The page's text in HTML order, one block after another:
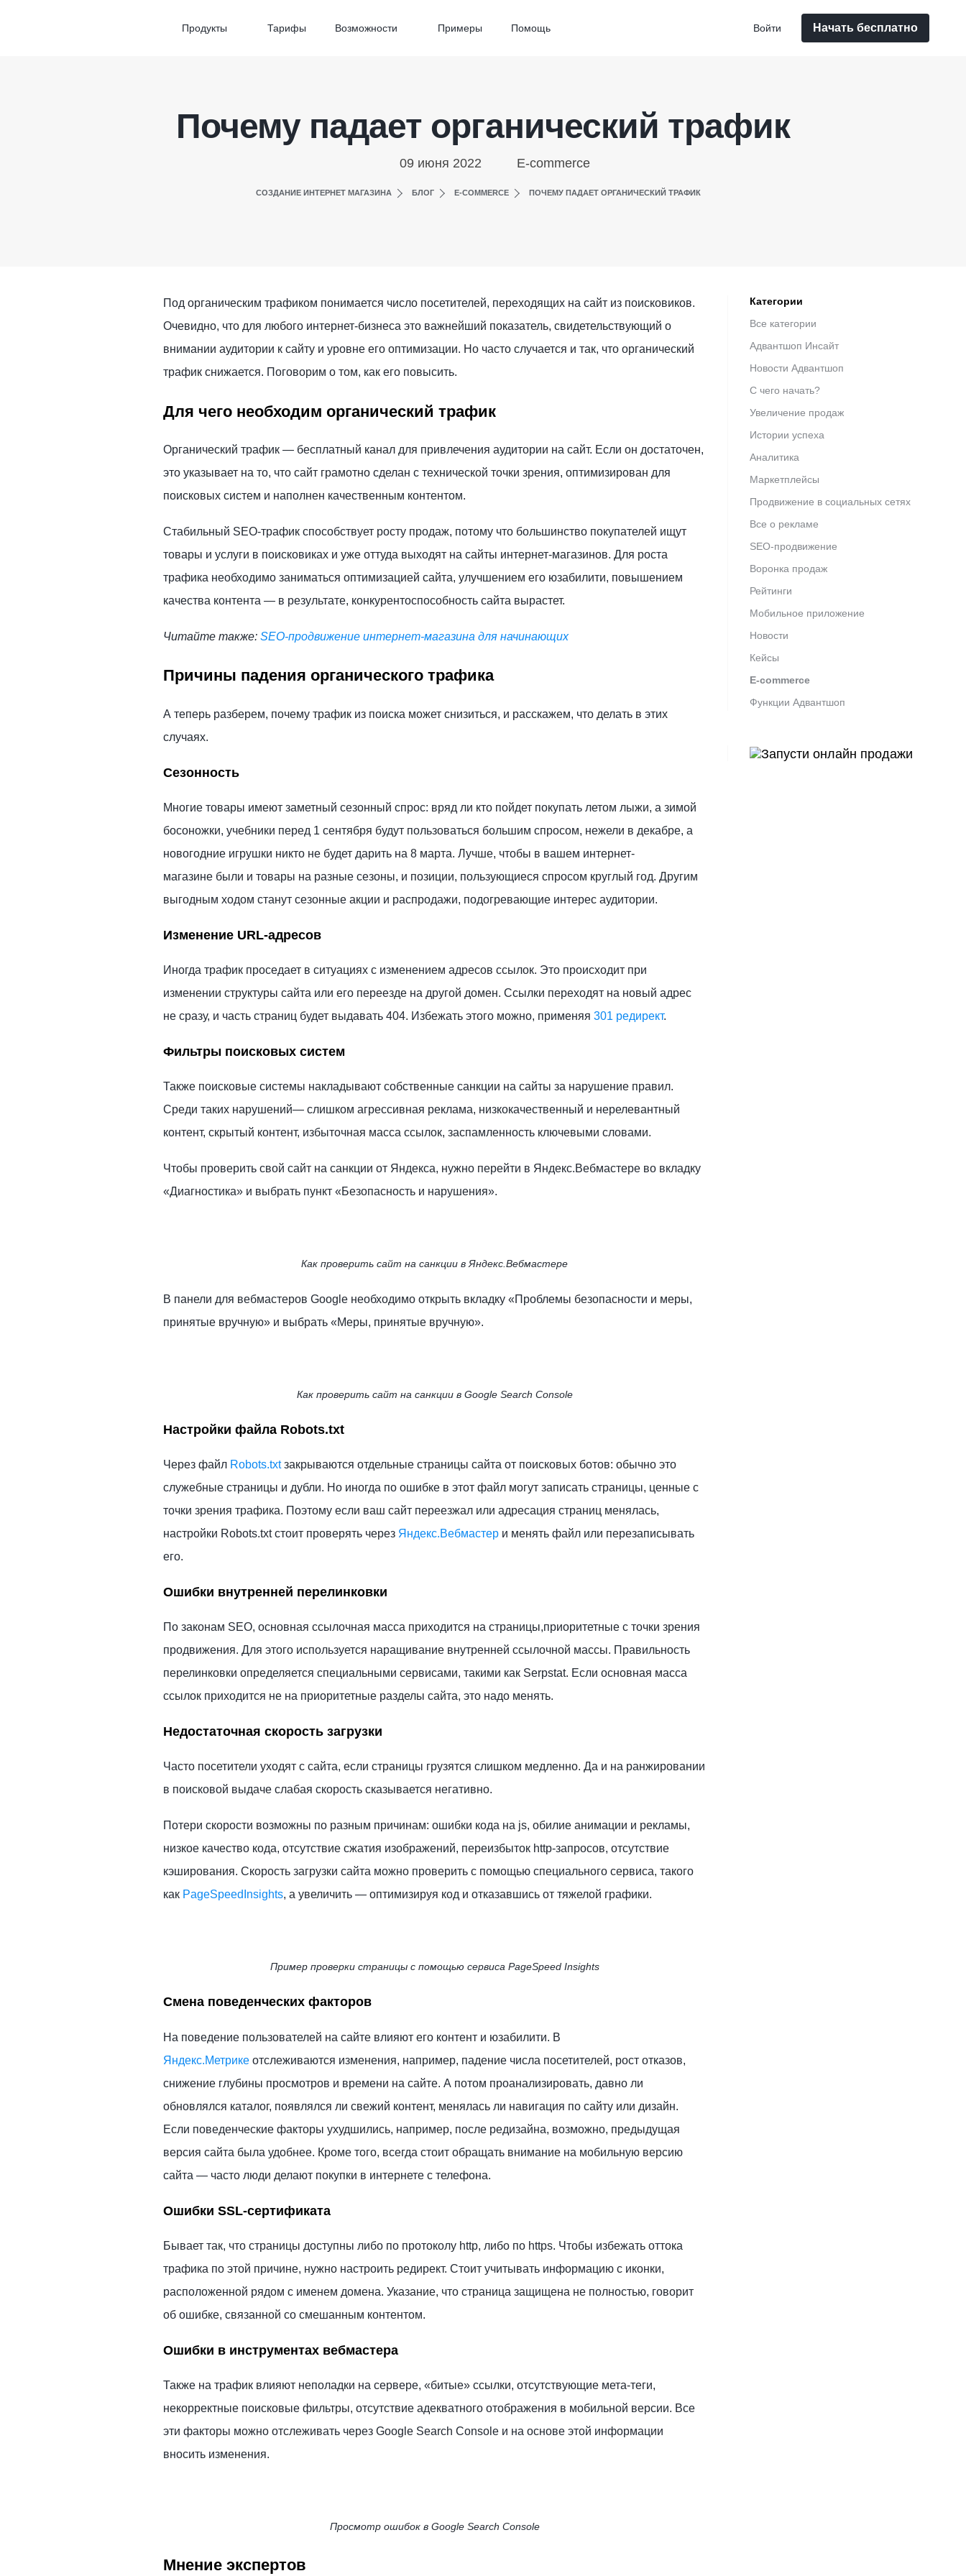
Продукты Тарифы Возможности Примеры Помощь Начать бесплатно
Войти
Почему падает органический трафик
09 июня 2022 E-commerce
СОЗДАНИЕ ИНТЕРНЕТ МАГАЗИНА БЛОГ E-COMMERCE ПОЧЕМУ ПАДАЕТ ОРГАНИЧЕСКИЙ ТРАФИК
Категории
Все категории
Адвантшоп Инсайт
Новости Адвантшоп
С чего начать?
Увеличение продаж
Истории успеха
Аналитика
Маркетплейсы
Продвижение в социальных сетях
Все о рекламе
SEO-продвижение
Воронка продаж
Рейтинги
Мобильное приложение
Новости
Кейсы
E-commerce
Функции Адвантшоп
Под органическим трафиком понимается число посетителей, переходящих на сайт из поисковиков.
Очевидно, что для любого интернет-бизнеса это важнейший показатель, свидетельствующий о
внимании аудитории к сайту и уровне его оптимизации. Но часто случается и так, что органический
трафик снижается. Поговорим о том, как его повысить.
Для чего необходим органический трафик
Органический трафик — бесплатный канал для привлечения аудитории на сайт. Если он достаточен,
это указывает на то, что сайт грамотно сделан с технической точки зрения, оптимизирован для
поисковых систем и наполнен качественным контентом.
Стабильный SEO-трафик способствует росту продаж, потому что большинство покупателей ищут
товары и услуги в поисковиках и уже оттуда выходят на сайты интернет-магазинов. Для роста
трафика необходимо заниматься оптимизацией сайта, улучшением его юзабилити, повышением
качества контента — в результате, конкурентоспособность сайта вырастет.
Читайте также: SEO-продвижение интернет-магазина для начинающих
Причины падения органического трафика
А теперь разберем, почему трафик из поиска может снизиться, и расскажем, что делать в этих
случаях.
Сезонность
Многие товары имеют заметный сезонный спрос: вряд ли кто пойдет покупать летом лыжи, а зимой
босоножки, учебники перед 1 сентября будут пользоваться большим спросом, нежели в декабре, а
новогодние игрушки никто не будет дарить на 8 марта. Лучше, чтобы в вашем интернет-
магазине были и товары на разные сезоны, и позиции, пользующиеся спросом круглый год. Другим
выгодным ходом станут сезонные акции и распродажи, подогревающие интерес аудитории.
Изменение URL-адресов
Иногда трафик проседает в ситуациях с изменением адресов ссылок. Это происходит при
изменении структуры сайта или его переезде на другой домен. Ссылки переходят на новый адрес
не сразу, и часть страниц будет выдавать 404. Избежать этого можно, применяя 301 редирект.
Фильтры поисковых систем
Также поисковые системы накладывают собственные санкции на сайты за нарушение правил.
Среди таких нарушений— слишком агрессивная реклама, низкокачественный и нерелевантный
контент, скрытый контент, избыточная масса ссылок, заспамленность ключевыми словами.
Чтобы проверить свой сайт на санкции от Яндекса, нужно перейти в Яндекс.Вебмастере во вкладку
«Диагностика» и выбрать пункт «Безопасность и нарушения».
Как проверить сайт на санкции в Яндекс.Вебмастере
В панели для вебмастеров Google необходимо открыть вкладку «Проблемы безопасности и меры,
принятые вручную» и выбрать «Меры, принятые вручную».
Как проверить сайт на санкции в Google Search Console
Настройки файла Robots.txt
Через файл Robots.txtзакрываются отдельные страницы сайта от поисковых ботов: обычно это
служебные страницы и дубли. Но иногда по ошибке в этот файл могут записать страницы, ценные с
точки зрения трафика. Поэтому если ваш сайт переезжал или адресация страниц менялась,
настройки Robots.txt стоит проверять через Яндекс.Вебмастер и менять файл или перезаписывать
его.
Ошибки внутренней перелинковки
По законам SEO, основная ссылочная масса приходится на страницы,приоритетные с точки зрения
продвижения. Для этого используется наращивание внутренней ссылочной массы. Правильность
перелинковки определяется специальными сервисами, такими как Serpstat. Если основная масса
ссылок приходится не на приоритетные разделы сайта, это надо менять.
Недостаточная скорость загрузки
Часто посетители уходят с сайта, если страницы грузятся слишком медленно. Да и на ранжировании
в поисковой выдаче слабая скорость сказывается негативно.
Потери скорости возможны по разным причинам: ошибки кода на js, обилие анимации и рекламы,
низкое качество кода, отсутствие сжатия изображений, переизбыток http-запросов, отсутствие
кэширования. Скорость загрузки сайта можно проверить с помощью специального сервиса, такого
как PageSpeedInsights, а увеличить — оптимизируя код и отказавшись от тяжелой графики.
Пример проверки страницы с помощью сервиса PageSpeed Insights
Смена поведенческих факторов
На поведение пользователей на сайте влияют его контент и юзабилити. В
Яндекс.Метрике отслеживаются изменения, например, падение числа посетителей, рост отказов,
снижение глубины просмотров и времени на сайте. А потом проанализировать, давно ли
обновлялся каталог, появлялся ли свежий контент, менялась ли навигация по сайту или дизайн.
Если поведенческие факторы ухудшились, например, после редизайна, возможно, предыдущая
версия сайта была удобнее. Кроме того, всегда стоит обращать внимание на мобильную версию
сайта — часто люди делают покупки в интернете с телефона.
Ошибки SSL-сертификата
Бывает так, что страницы доступны либо по протоколу http, либо по https. Чтобы избежать оттока
трафика по этой причине, нужно настроить редирект. Стоит учитывать информацию с иконки,
расположенной рядом с именем домена. Указание, что страница защищена не полностью, говорит
об ошибке, связанной со смешанным контентом.
Ошибки в инструментах вебмастера
Также на трафик влияют неполадки на сервере, «битые» ссылки, отсутствующие мета-теги,
некорректные поисковые фильтры, отсутствие адекватного отображения в мобильной версии. Все
эти факторы можно отслеживать через Google Search Console и на основе этой информации
вносить изменения.
Просмотр ошибок в Google Search Console
Мнение экспертов